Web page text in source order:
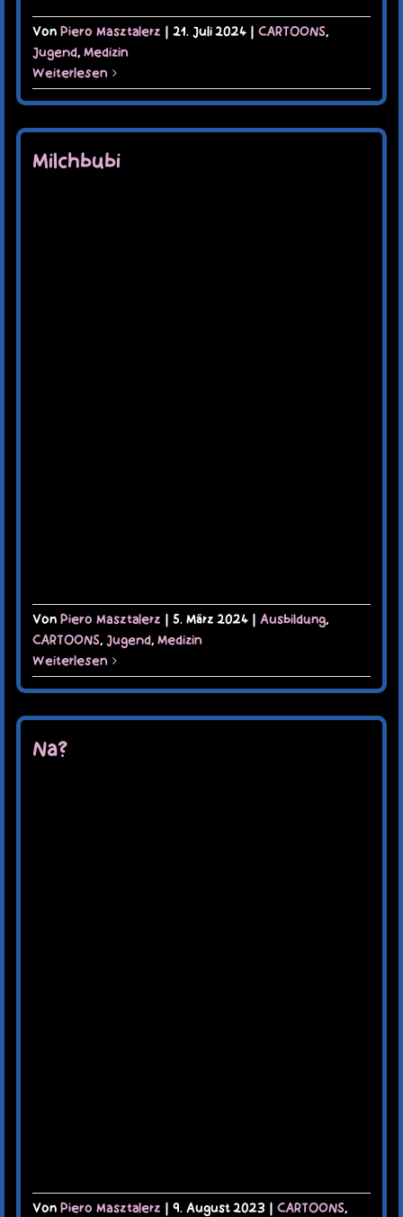
Von Piero Masztalerz | 21. Juli 2024 | CARTOONS,
Jugend, Medizin
Weiterlesen
Milchbubi
Von Piero Masztalerz | 5. März 2024 | Ausbildung,
CARTOONS, Jugend, Medizin
Weiterlesen
Na?
Von Piero Masztalerz | 9. August 2023 | CARTOONS,